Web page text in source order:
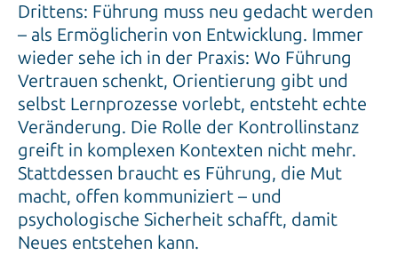
Drittens: Führung muss neu gedacht werden
– als Ermöglicherin von Entwicklung. Immer
wieder sehe ich in der Praxis: Wo Führung
Vertrauen schenkt, Orientierung gibt und
selbst Lernprozesse vorlebt, entsteht echte
Veränderung. Die Rolle der Kontrollinstanz
greift in komplexen Kontexten nicht mehr.
Stattdessen braucht es Führung, die Mut
macht, offen kommuniziert – und
psychologische Sicherheit schafft, damit
Neues entstehen kann.